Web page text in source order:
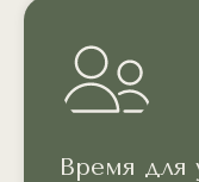
Время для